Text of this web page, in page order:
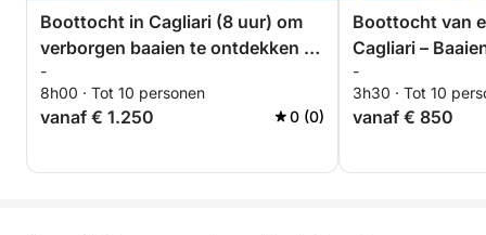
Boottocht in Cagliari (8 uur) om
verborgen baaien te ontdekken en
te ontspannen op zee. Tour op
maat.
-
8h00 · Tot 10 personen
vanaf € 1.250 0 (0)
Boottocht van
Cagliari –
zee
-
3h30 · Tot 10
vanaf € 850